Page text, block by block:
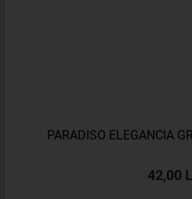
PARADISO ELEGANCIA
42,00